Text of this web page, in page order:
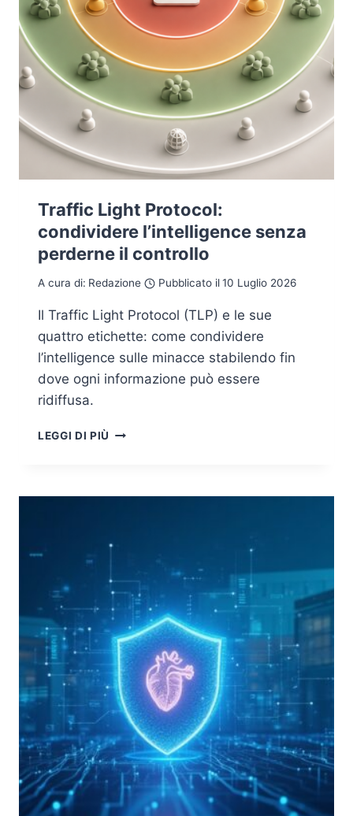
Traffic Light Protocol:
condividere l’intelligence senza
perderne il controllo
A cura di: Redazione Pubblicato il10 Luglio 2026
Il Traffic Light Protocol (TLP) e le sue
quattro etichette: come condividere
l’intelligence sulle minacce stabilendo fin
dove ogni informazione può essere
ridiffusa.
LEGGI DI PIÙ TRAFFIC
L’INTELLIGENCE
IL